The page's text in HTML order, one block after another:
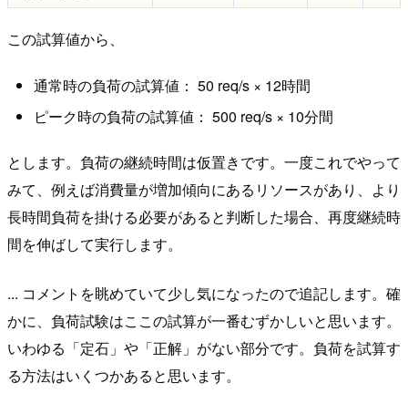
この試算値から、
通常時の負荷の試算値： 50 req/s × 12時間
ピーク時の負荷の試算値： 500 req/s × 10分間
とします。負荷の継続時間は仮置きです。一度これでやって
みて、例えば消費量が増加傾向にあるリソースがあり、より
長時間負荷を掛ける必要があると判断した場合、再度継続時
間を伸ばして実行します。
... コメントを眺めていて少し気になったので追記します。確
かに、負荷試験はここの試算が一番むずかしいと思います。
いわゆる「定石」や「正解」がない部分です。負荷を試算す
る方法はいくつかあると思います。